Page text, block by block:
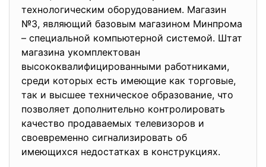
технологическим оборудованием. Магазин
№3, являющий базовым магазином Минпрома
– специальной компьютерной системой. Штат
магазина укомплектован
высококвалифицированными работниками,
среди которых есть имеющие как торговые,
так и высшее техническое образование, что
позволяет дополнительно контролировать
качество продаваемых телевизоров и
своевременно сигнализировать об
имеющихся недостатках в конструкциях.